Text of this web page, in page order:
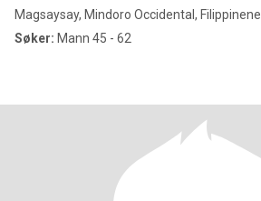
Magsaysay, Mindoro Occidental, Filippinene
Søker: Mann 45 - 62